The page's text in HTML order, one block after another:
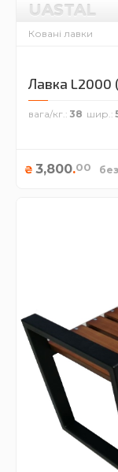
UASTAL
Ковані лавки
Лавка L2000
вага/кг. 38 шир.
₴ 3,800.00